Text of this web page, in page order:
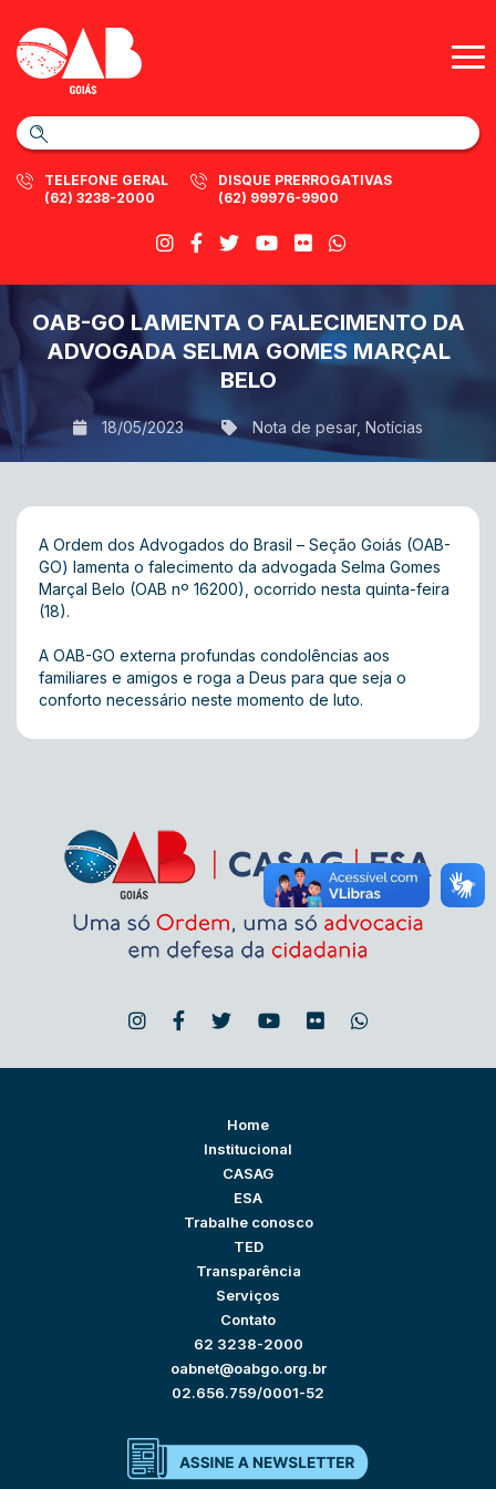
TELEFONE GERAL
(62) 3238-2000
DISQUE PRERROGATIVAS
(62) 99976-9900
OAB-GO LAMENTA O FALECIMENTO DA
ADVOGADA SELMA GOMES MARÇAL
BELO
18/05/2023 Nota de pesar, Notícias
A Ordem dos Advogados do Brasil – Seção Goiás (OAB-
GO) lamenta o falecimento da advogada Selma Gomes
Marçal Belo (OAB nº 16200), ocorrido nesta quinta-feira
(18).
A OAB-GO externa profundas condolências aos
familiares e amigos e roga a Deus para que seja o
conforto necessário neste momento de luto.
Home
Institucional
CASAG
ESA
Trabalhe conosco
TED
Transparência
Serviços
Contato
62 3238-2000
oabnet@oabgo.org.br
02.656.759/0001-52